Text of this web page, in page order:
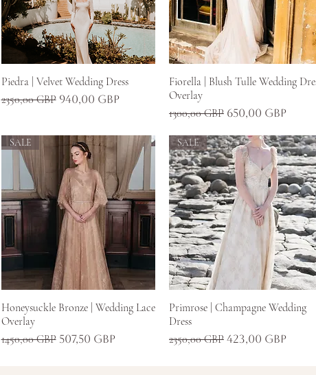
Gyorsnézet
Piedra | Velvet Wedding Dress
Szokásos ár
2350,00 GBP Akciós ár
940,00 GBP
Gyorsnézet
Fiorella | Blush Tulle Wedding
Overlay
Szokásos ár
1300,00 GBP Akciós ár
650,00 GBP
Gyorsnézet
SALE
Honeysuckle Bronze | Wedding Lace
Overlay
Szokásos ár
1450,00 GBP Akciós ár
507,50 GBP
Gyorsnézet
SALE
Primrose | Champagne Wedding
Dress
Szokásos ár
2350,00 GBP Akciós ár
423,00 GBP